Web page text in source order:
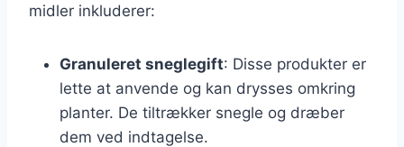
midler inkluderer:
Granuleret sneglegift: Disse produkter er
lette at anvende og kan drysses omkring
planter. De tiltrækker snegle og dræber
dem ved indtagelse.